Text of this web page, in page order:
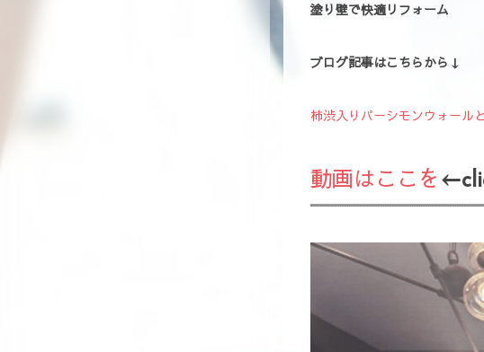
塗り壁で快適リフォーム
ブログ記事はこちらから↓
柿渋入りパーシモンウォール
動画はここを